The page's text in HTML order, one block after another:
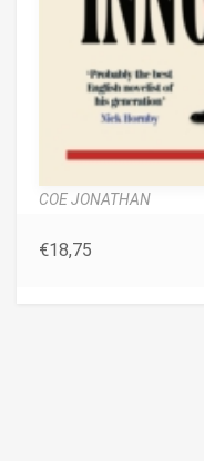
COE JONATHAN
€18,75